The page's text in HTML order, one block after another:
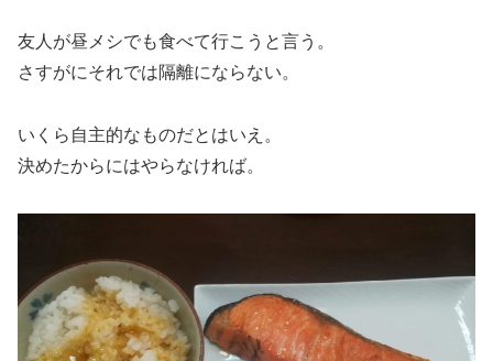
友人が昼メシでも食べて行こうと言う。
さすがにそれでは隔離にならない。
いくら自主的なものだとはいえ。
決めたからにはやらなければ。